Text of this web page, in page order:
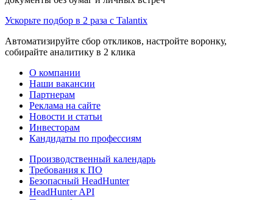
Ускорьте подбор в 2 раза с Talantix
Автоматизируйте сбор откликов, настройте воронку,
собирайте аналитику в 2 клика
О компании
Наши вакансии
Партнерам
Реклама на сайте
Новости и статьи
Инвесторам
Кандидаты по профессиям
Производственный календарь
Требования к ПО
Безопасный HeadHunter
HeadHunter API